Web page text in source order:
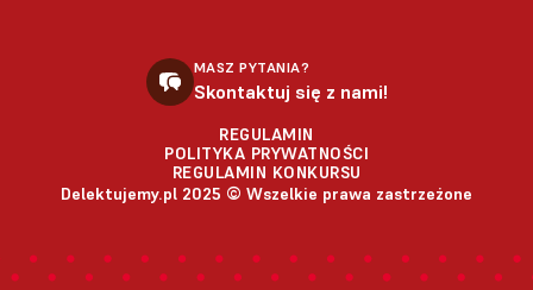
MASZ PYTANIA?
Skontaktuj się z nami!
REGULAMIN
POLITYKA PRYWATNOŚCI
REGULAMIN KONKURSU
Delektujemy.pl 2025 © Wszelkie prawa zastrzeżone